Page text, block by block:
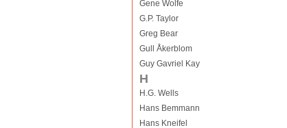
Gene Wolfe
G.P. Taylor
Greg Bear
Gull Åkerblom
Guy Gavriel Kay
H
H.G. Wells
Hans Bemmann
Hans Kneifel